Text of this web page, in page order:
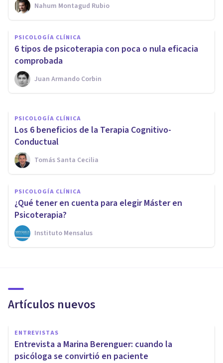
Nahum Montagud Rubio
PSICOLOGÍA CLÍNICA
6 tipos de psicoterapia con poca o nula eficacia
comprobada
Juan Armando Corbin
PSICOLOGÍA CLÍNICA
Las 6 corrientes de terapia
psicológica (explicadas y
clasificadas)
Mario Arrimada
PSICOLOGÍA CLÍNICA
Los 6 beneficios de la Terapia Cognitivo-
Conductual
Tomás Santa Cecilia
PSICOLOGÍA CLÍNICA
¿Qué tener en cuenta para elegir Máster en
Psicoterapia?
Instituto Mensalus
Artículos nuevos
ENTREVISTAS
Entrevista a Marina Berenguer: cuando la
psicóloga se convirtió en paciente